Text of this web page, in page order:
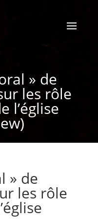
» de
les rôle
l’église
» de
les rôle